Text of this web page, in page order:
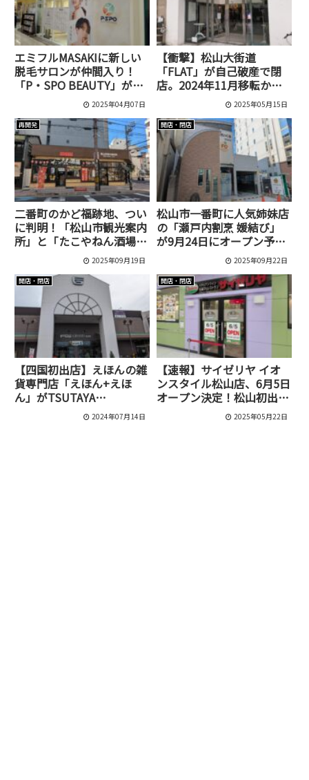
エミフルMASAKIに新しい
脱毛サロンが仲間入り！
「P・SPO BEAUTY」がオ
2025年04月07日
【衝撃】松山大街道
「FLAT」が自己破産で閉
店。2024年11月移転から
わずか5ヶ月… 2025年05月15日
再開発
二番町のかど福跡地、つい
に判明！「松山市観光案内
所」と「たこやねん酒場」
2025年09月19日
開店・閉店
松山市一番町に人気姉妹店
の「瀬戸内割烹 媛結び」
が9月24日にオープン予
定！｜予約方法・メニュー
2025年09月22日
開店・閉店
【四国初出店】えほんの雑
貨専門店「えほん+えほ
ん」がTSUTAYA
BOOKSTORE 重信店内に
オープン[東温市]
2024年07月14日
開店・閉店
【速報】サイゼリヤ イオ
ンスタイル松山店、6月5日
オープン決定！松山初出店
の場所や営業時間は？
2025年05月22日